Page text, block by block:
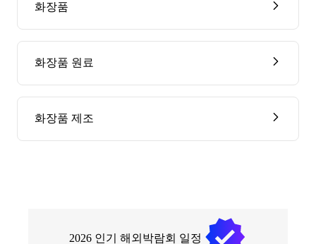
화장품
화장품 원료
화장품 제조
2026 인기 해외박람회 일정